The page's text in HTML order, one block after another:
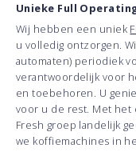
Unieke Full
Wij hebben een uniek
u volledig ontzorgen.
automaten) periodiek
verantwoordelijk voor
en toebehoren. U
voor u de rest. Met het
Fresh groep landelijk
we koffiemachines in